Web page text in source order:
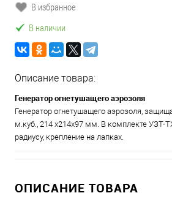
В избранное
В наличии
Описание товара:
Генератор огнетушащего аэрозоля
Генератор огнетушащего аэрозоля,
м.куб., 214 х214х97 мм. В комплекте УЗТ-
радиусу, крепление на лапках.
ОПИСАНИЕ ТОВАРА